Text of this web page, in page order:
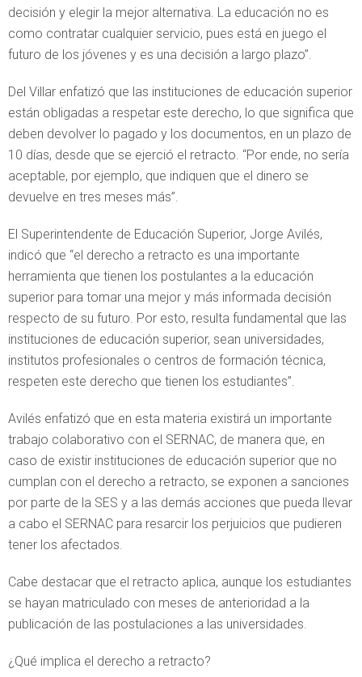
decisión y elegir la mejor alternativa. La educación no es
como contratar cualquier servicio, pues está en juego el
futuro de los jóvenes y es una decisión a largo plazo”.
Del Villar enfatizó que las instituciones de educación superior
están obligadas a respetar este derecho, lo que significa que
deben devolver lo pagado y los documentos, en un plazo de
10 días, desde que se ejerció el retracto. “Por ende, no sería
aceptable, por ejemplo, que indiquen que el dinero se
devuelve en tres meses más”.
El Superintendente de Educación Superior, Jorge Avilés,
indicó que “el derecho a retracto es una importante
herramienta que tienen los postulantes a la educación
superior para tomar una mejor y más informada decisión
respecto de su futuro. Por esto, resulta fundamental que las
instituciones de educación superior, sean universidades,
institutos profesionales o centros de formación técnica,
respeten este derecho que tienen los estudiantes”.
Avilés enfatizó que en esta materia existirá un importante
trabajo colaborativo con el SERNAC, de manera que, en
caso de existir instituciones de educación superior que no
cumplan con el derecho a retracto, se exponen a sanciones
por parte de la SES y a las demás acciones que pueda llevar
a cabo el SERNAC para resarcir los perjuicios que pudieren
tener los afectados.
Cabe destacar que el retracto aplica, aunque los estudiantes
se hayan matriculado con meses de anterioridad a la
publicación de las postulaciones a las universidades.
¿Qué implica el derecho a retracto?